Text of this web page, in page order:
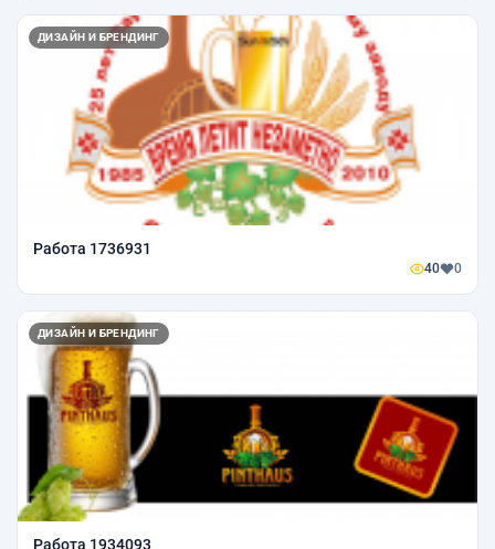
ДИЗАЙН И БРЕНДИНГ
Работа 1736931
40 0
ДИЗАЙН И БРЕНДИНГ
Работа 1934093